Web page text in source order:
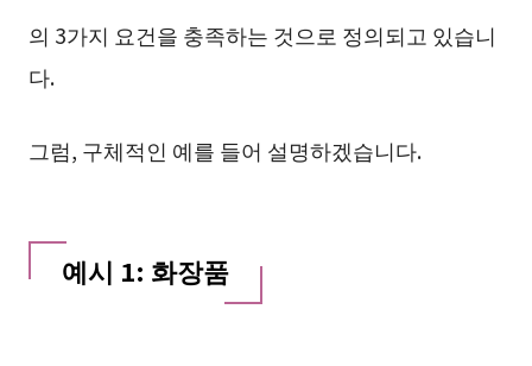
의 3가지 요건을 충족하는 것으로 정의되고 있습니
다.
그럼, 구체적인 예를 들어 설명하겠습니다.
예시 1: 화장품